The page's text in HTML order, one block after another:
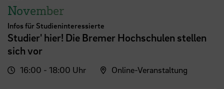
November
Infos für Studieninteressierte
Studier' hier! Die Bremer Hochschulen stellen
sich vor
16:00 - 18:00 Uhr Online-Veranstaltung